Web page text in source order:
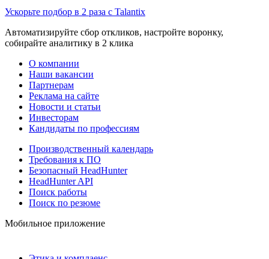
Ускорьте подбор в 2 раза с Talantix
Автоматизируйте сбор откликов, настройте воронку,
собирайте аналитику в 2 клика
О компании
Наши вакансии
Партнерам
Реклама на сайте
Новости и статьи
Инвесторам
Кандидаты по профессиям
Производственный календарь
Требования к ПО
Безопасный HeadHunter
HeadHunter API
Поиск работы
Поиск по резюме
Мобильное приложение